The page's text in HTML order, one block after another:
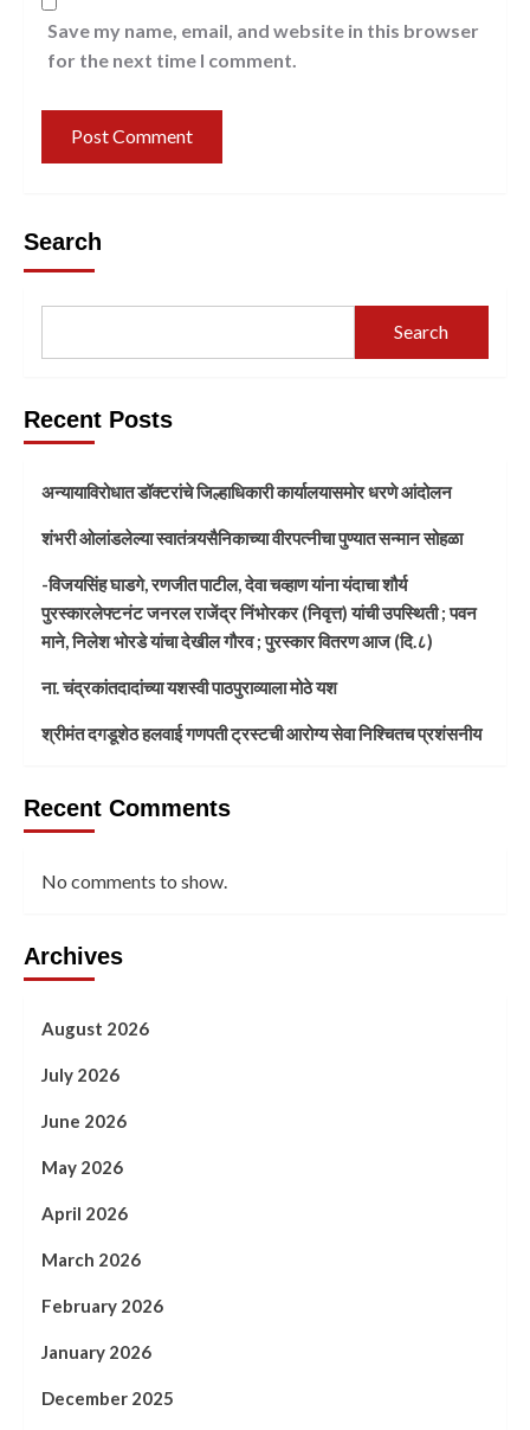
Save my name, email, and website in this browser
for the next time I comment.
Search
Search
Recent Posts
अन्यायाविरोधात डॉक्टरांचे जिल्हाधिकारी कार्यालयासमोर धरणे आंदोलन
शंभरी ओलांडलेल्या स्वातंत्र्यसैनिकाच्या वीरपत्नीचा पुण्यात सन्मान सोहळा
-विजयसिंह घाडगे, रणजीत पाटील, देवा चव्हाण यांना यंदाचा शौर्य
पुरस्कारलेफ्टनंट जनरल राजेंद्र निंभोरकर (निवृत्त) यांची उपस्थिती ; पवन
माने, निलेश भोरडे यांचा देखील गौरव ; पुरस्कार वितरण आज (दि.८)
ना. चंद्रकांतदादांच्या यशस्वी पाठपुराव्याला मोठे यश
श्रीमंत दगडूशेठ हलवाई गणपती ट्रस्टची आरोग्य सेवा निश्चितच प्रशंसनीय
Recent Comments
No comments to show.
Archives
August 2026
July 2026
June 2026
May 2026
April 2026
March 2026
February 2026
January 2026
December 2025